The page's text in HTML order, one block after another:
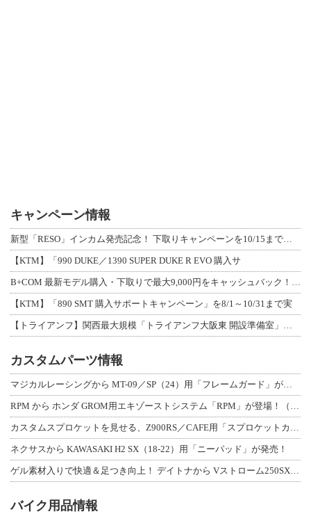
キャンペーン情報
新型「RESO」インカム発売記念！ 下取りキャンペーンを10/15まで延長して開
【KTM】「990 DUKE／1390 SUPER DUKE R EVO 購入サ
B+COM 最新モデル購入・下取りで最大9,000円をキャッシュバック！「B+F
【KTM】「890 SMT 購入サポートキャンペーン」を8/1～10/31まで実
【トライアンフ】関西最大規模「トライアンフ大阪東 開設準備室」がオープン！ 限定
カスタムパーツ情報
マジカルレーシングから MT-09／SP（24）用「フレームガード」が登場！
RPM から ホンダ GROM用エキゾーストシステム「RPM」が登場！（動画あり
カスタムスプロケットを見せる、Z900RS／CAFE用「スプロケットカバーフルキ
ネクサスから KAWASAKI H2 SX（18-22）用「ニーパッド」が発売！
ゲル素材入りで快適＆足つき向上！ デイトナから Vストローム250SX用「快適ロ
バイク用品情報